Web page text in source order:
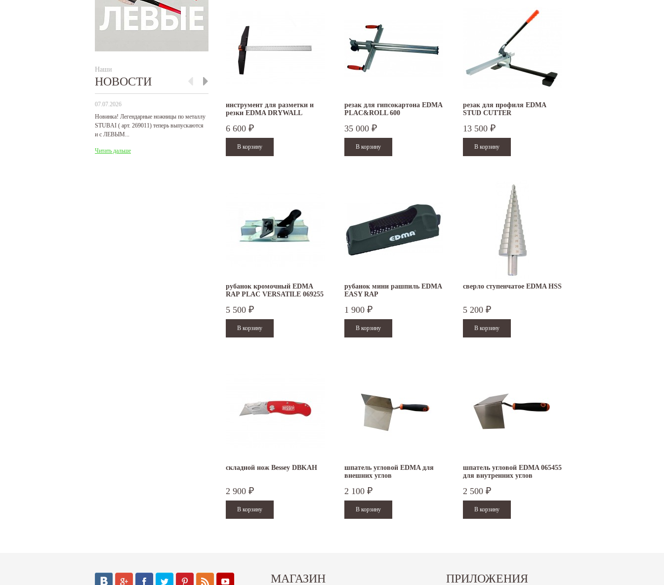
Наши
НОВОСТИ
07.07.2026
Новинка! Легендарные ножницы по металлу
STUBAI ( арт. 269011) теперь выпускаются
и с ЛЕВЫМ...
Читать дальше
29.12.2025
Режим работы офисов в новогодние
праздники 2025 - 2026 г.: г. Москва: 29, 30
Читать дальше
30.04.2025
30 апреля - работаем в обычном режиме с
01 по 04 мая - выходные дни с 05 по 07 мая
Читать дальше
15.10.2024
Приглашаем посетить наш стенд на 30-й
Международной промышленной выставке
Читать дальше
инструмент для разметки и
резки EDMA DRYWALL
6 600 ₽
резак для гипсокартона EDMA
PLAC&ROLL 600
35 000 ₽
резак для профиля EDMA
STUD CUTTER
13 500 ₽
рубанок кромочный EDMA
RAP PLAC VERSATILE 069255
5 500 ₽
рубанок мини рашпиль EDMA
EASY RAP
1 900 ₽
сверло ступенчатое EDMA HSS
5 200 ₽
складной нож Bessey DBKAH
2 900 ₽
шпатель угловой EDMA для
внешних углов
2 100 ₽
шпатель угловой EDMA 065455
для внутренних углов
2 500 ₽
МАГАЗИН ПРИЛОЖЕНИЯ